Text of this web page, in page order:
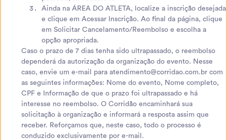
Ainda na ÁREA DO ATLETA, localize a inscrição desejada
e clique em Acessar Inscrição. Ao final da página, clique
em Solicitar Cancelamento/Reembolso e escolha a
opção apropriada.
Caso o prazo de 7 dias tenha sido ultrapassado, o reembolso
dependerá da autorização da organização do evento. Nesse
caso, envie um e-mail para atendimento@corridao.com.br com
as seguintes informações: Nome do evento, Nome completo,
CPF e Informação de que o prazo foi ultrapassado e há
interesse no reembolso. O Corridão encaminhará sua
solicitação à organização e informará a resposta assim que
receber. Reforçamos que, neste caso, todo o processo é
conduzido exclusivamente por e-mail.